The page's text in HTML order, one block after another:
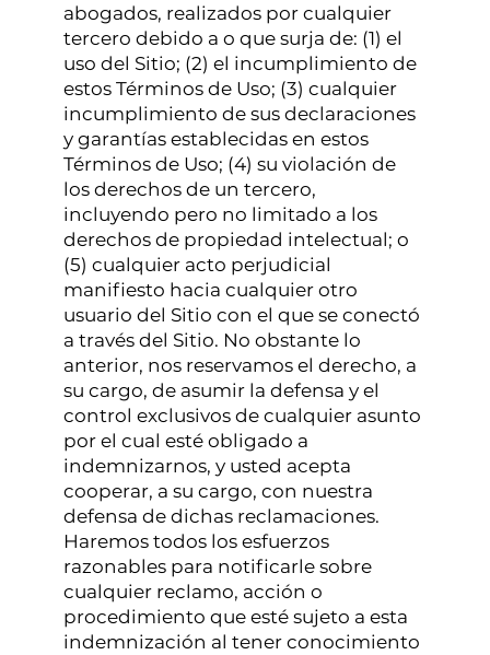
abogados, realizados por cualquier
tercero debido a o que surja de: (1) el
uso del Sitio; (2) el incumplimiento de
estos Términos de Uso; (3) cualquier
incumplimiento de sus declaraciones
y garantías establecidas en estos
Términos de Uso; (4) su violación de
los derechos de un tercero,
incluyendo pero no limitado a los
derechos de propiedad intelectual; o
(5) cualquier acto perjudicial
manifiesto hacia cualquier otro
usuario del Sitio con el que se conectó
a través del Sitio. No obstante lo
anterior, nos reservamos el derecho, a
su cargo, de asumir la defensa y el
control exclusivos de cualquier asunto
por el cual esté obligado a
indemnizarnos, y usted acepta
cooperar, a su cargo, con nuestra
defensa de dichas reclamaciones.
Haremos todos los esfuerzos
razonables para notificarle sobre
cualquier reclamo, acción o
procedimiento que esté sujeto a esta
indemnización al tener conocimiento